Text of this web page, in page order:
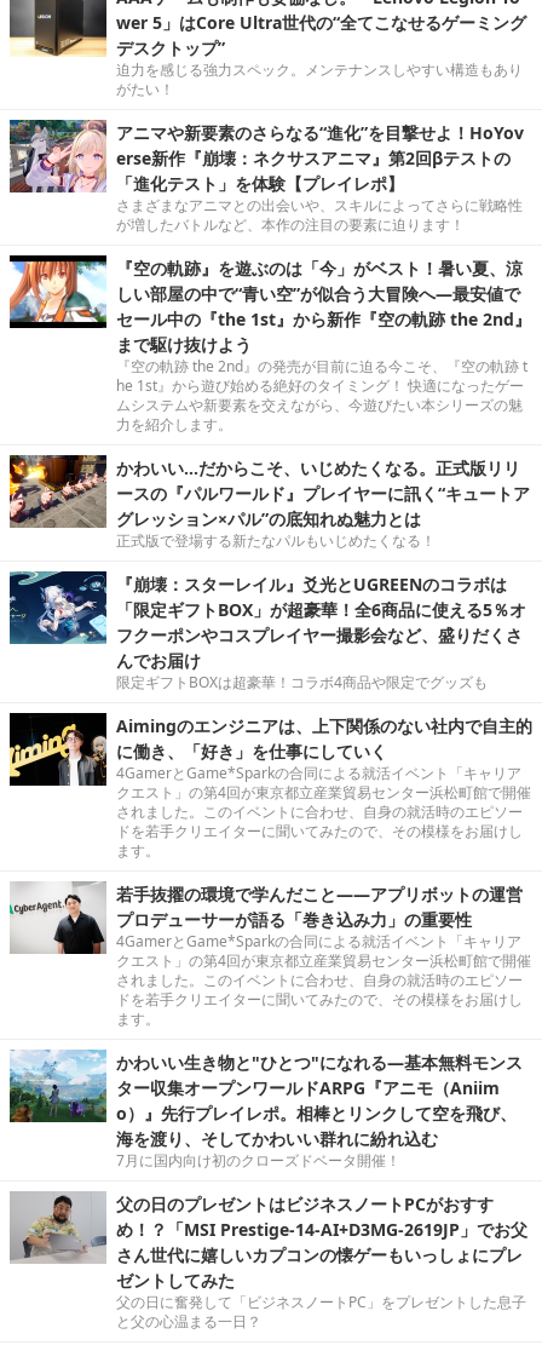
wer 5」はCore Ultra世代の“全てこなせるゲーミング
デスクトップ”
迫力を感じる強力スペック。メンテナンスしやすい構造もあり
がたい！
アニマや新要素のさらなる“進化”を目撃せよ！HoYov
erse新作『崩壊：ネクサスアニマ』第2回βテストの
「進化テスト」を体験【プレイレポ】
さまざまなアニマとの出会いや、スキルによってさらに戦略性
が増したバトルなど、本作の注目の要素に迫ります！
『空の軌跡』を遊ぶのは「今」がベスト！暑い夏、涼
しい部屋の中で“青い空”が似合う大冒険へ―最安値で
セール中の『the 1st』から新作『空の軌跡 the 2nd』
まで駆け抜けよう
『空の軌跡 the 2nd』の発売が目前に迫る今こそ、『空の軌跡 t
he 1st』から遊び始める絶好のタイミング！ 快適になったゲー
ムシステムや新要素を交えながら、今遊びたい本シリーズの魅
力を紹介します。
かわいい…だからこそ、いじめたくなる。正式版リリ
ースの『パルワールド』プレイヤーに訊く“キュートア
グレッション×パル”の底知れぬ魅力とは
正式版で登場する新たなパルもいじめたくなる！
『崩壊：スターレイル』爻光とUGREENのコラボは
「限定ギフトBOX」が超豪華！全6商品に使える5％オ
フクーポンやコスプレイヤー撮影会など、盛りだくさ
んでお届け
限定ギフトBOXは超豪華！コラボ4商品や限定でグッズも
Aimingのエンジニアは、上下関係のない社内で自主的
に働き、「好き」を仕事にしていく
4GamerとGame*Sparkの合同による就活イベント「キャリア
クエスト」の第4回が東京都立産業貿易センター浜松町館で開催
されました。このイベントに合わせ、自身の就活時のエピソー
ドを若手クリエイターに聞いてみたので、その模様をお届けし
ます。
若手抜擢の環境で学んだこと――アプリボットの運営
プロデューサーが語る「巻き込み力」の重要性
4GamerとGame*Sparkの合同による就活イベント「キャリア
クエスト」の第4回が東京都立産業貿易センター浜松町館で開催
されました。このイベントに合わせ、自身の就活時のエピソー
ドを若手クリエイターに聞いてみたので、その模様をお届けし
ます。
かわいい生き物と"ひとつ"になれる―基本無料モンス
ター収集オープンワールドARPG『アニモ（Aniim
o）』先行プレイレポ。相棒とリンクして空を飛び、
海を渡り、そしてかわいい群れに紛れ込む
7月に国内向け初のクローズドベータ開催！
父の日のプレゼントはビジネスノートPCがおすす
め！？「MSI Prestige-14-AI+D3MG-2619JP」でお父
さん世代に嬉しいカプコンの懐ゲーもいっしょにプレ
ゼントしてみた
父の日に奮発して「ビジネスノートPC」をプレゼントした息子
と父の心温まる一日？